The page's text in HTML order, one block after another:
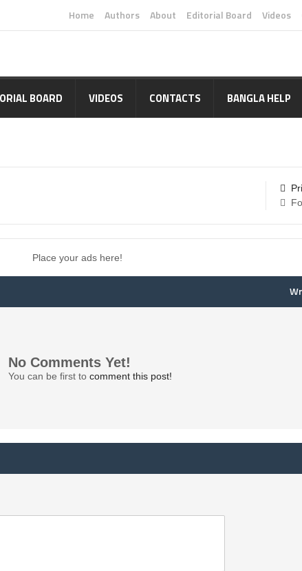
Home Authors About Editorial Board Videos
BOARD VIDEOS CONTACTS BANGLA HELP
Place your ads here!
No Comments Yet!
You can be first to comment this post!